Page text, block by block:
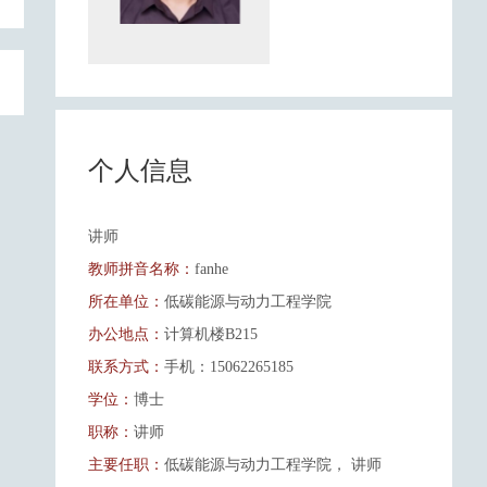
个人信息
讲师
教师拼音名称： fanhe
所在单位： 低碳能源与动力工程学院
办公地点： 计算机楼B215
联系方式： 手机：15062265185
学位： 博士
职称： 讲师
主要任职： 低碳能源与动力工程学院， 讲师